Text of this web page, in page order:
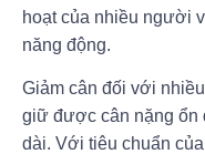
hoạt của nhiều người
năng động.
Giảm cân đối với
giữ được cân nặng ổn
dài. Với tiêu chuẩn